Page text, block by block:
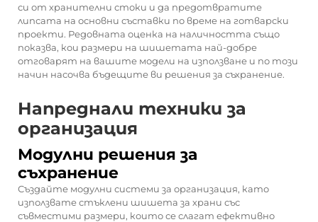
си от хранителни стоки и да предотвратите
липсата на основни съставки по време на готварски
проекти. Редовната оценка на наличността също
показва, кои размери на шишетата най-добре
отговарят на вашите модели на използване и по този
начин насочва бъдещите ви решения за съхранение.
Напреднали техники за
организация
Модулни решения за
съхранение
Създайте модулни системи за организация, като
използвате стъклени шишета за храни със
съвместими размери, които се слагат ефективно